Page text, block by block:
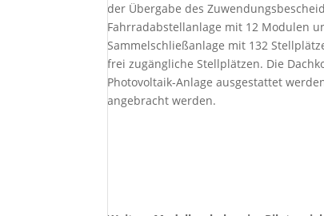
der Übergabe des
Fahrradabstellanlage mit 12 Modulen
Sammelschließanlage mit 132
frei zugängliche Stellplätzen. Die
Photovoltaik-Anlage ausgestattet
angebracht werden.